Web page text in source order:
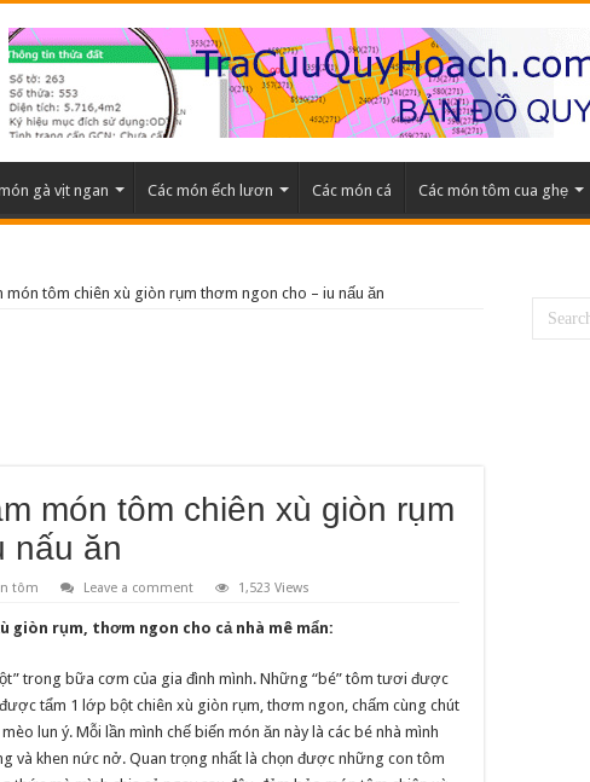
gà vịt ngan Các món ếch lươn Các món cá Các món tôm cua ghẹ
món tôm chiên xù giòn rụm thơm ngon cho – iu nấu ăn
món tôm chiên xù giòn rụm
nấu ăn
tôm Leave a comment 1,523 Views
giòn rụm, thơm ngon cho cả nhà mê mẩn:
trong bữa cơm của gia đình mình. Những “bé” tôm tươi được
tẩm 1 lớp bột chiên xù giòn rụm, thơm ngon, chấm cùng chút
lun ý. Mỗi lần mình chế biến món ăn này là các bé nhà mình
và khen nức nở. Quan trọng nhất là chọn được những con tôm